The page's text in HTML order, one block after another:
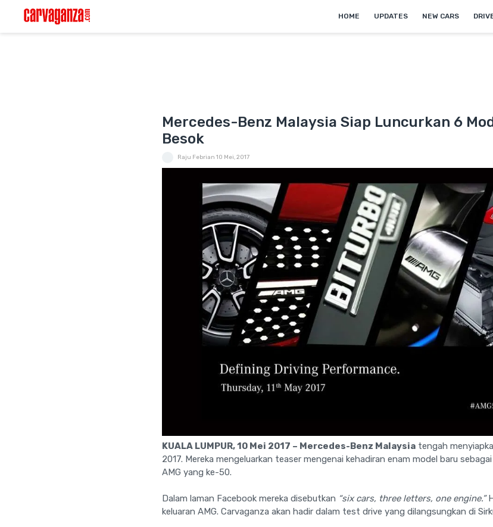
HOME UPDATES NEW CARS
Mercedes-Benz Malaysia Siap Luncurkan 6
Besok
Raju Febrian 10 Mei, 2017
KUALA LUMPUR, 10 Mei 2017 – Mercedes-Benz Malaysia tengah
2017. Mereka mengeluarkan teaser mengenai kehadiran enam model baru
AMG yang ke-50.
Dalam laman Facebook mereka disebutkan “six cars, three letters, one engine.”
keluaran AMG. Carvaganza akan hadir dalam test drive yang dilangsungkan di